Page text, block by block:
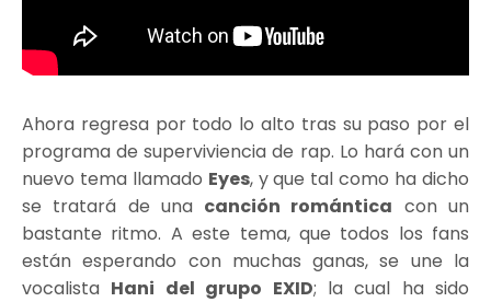
Ahora regresa por todo lo alto tras su paso por el
programa de superviviencia de rap. Lo hará con un
nuevo tema llamado Eyes, y que tal como ha dicho
se tratará de una canción romántica con un
bastante ritmo. A este tema, que todos los fans
están esperando con muchas ganas, se une la
vocalista Hani del grupo EXID; la cual ha sido